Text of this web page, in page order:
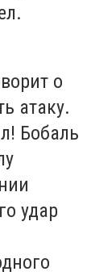
о
атаку.
Бобаль
удар